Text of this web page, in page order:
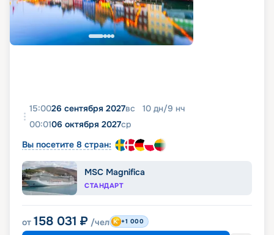
15:0026 сентября 2027вс 10 дн/9 нч
00:0106 октября 2027ср
Вы посетите 8 стран:
MSC Magnifica
СТАНДАРТ
от 158 031 ₽ /чел +1 000